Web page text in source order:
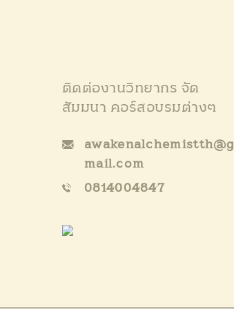
ติดต่องานวิทยากร จัด
สัมมนา คอร์สอบรมต่างๆ
awakenalchemistth@g
mail.com
0814004847